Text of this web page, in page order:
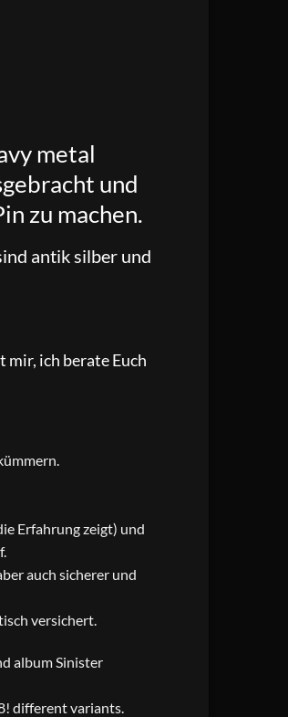
metal
und
zu machen.
antik silber und
mir, ich berate Euch
Erfahrung zeigt) und
auch sicherer und
versichert.
album Sinister
different variants.